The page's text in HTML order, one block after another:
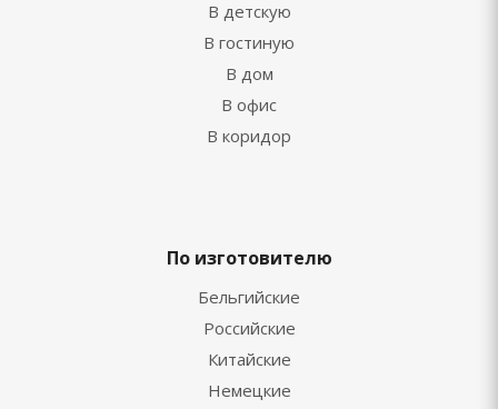
В детскую
В гостиную
В дом
В офис
В коридор
По изготовителю
Бельгийские
Российские
Китайские
Немецкие